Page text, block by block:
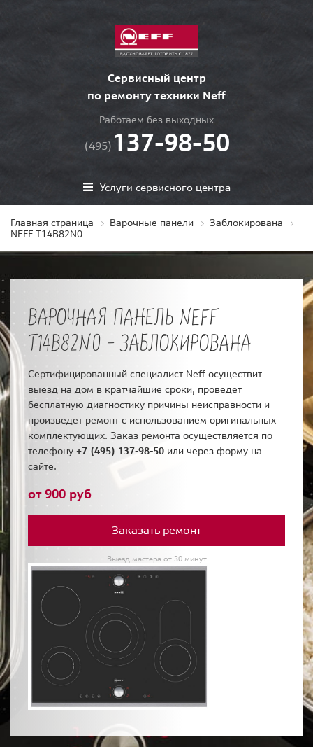
Сервисный центр
по ремонту техники Neff
Работаем без выходных
(495) 137-98-50
Услуги сервисного центра
Главная страница Варочные панели
Заблокирована
NEFF T14B82N0
ВАРОЧНАЯ ПАНЕЛЬ NEFF
T14B82N0 - ЗАБЛОКИРОВАНА
Сертифицированный специалист Neff осуществит
выезд на дом в кратчайшие сроки, проведет
бесплатную диагностику причины неисправности и
произведет ремонт с использованием оригинальных
комплектующих. Заказ ремонта осуществляется по
телефону +7 (495) 137-98-50 или через форму на
сайте.
от 900 руб
Заказать ремонт
Выезд мастера от 30 минут